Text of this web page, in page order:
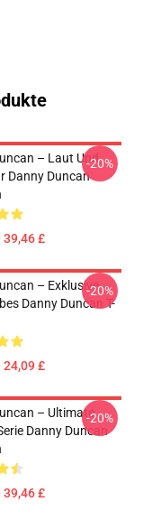
– Laut Und
Danny Duncan
39,46 £
-20%
– Exklusive
Danny Duncan T-
24,09 £
-20%
– Ultimate
Danny Duncan
39,46 £
-20%